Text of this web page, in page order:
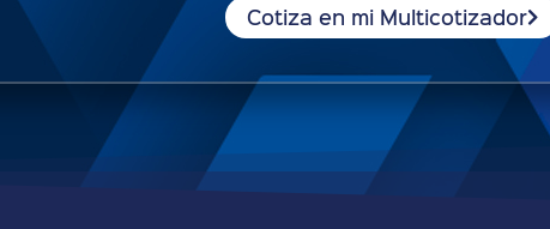
Cotiza en mi Multicotizador